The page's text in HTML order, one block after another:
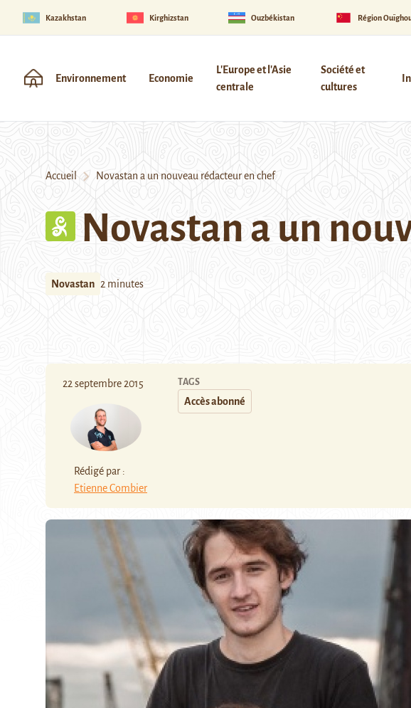
Kazakhstan Kirghizstan Ouzbékistan Région
Environnement Economie
L'Europe et l'Asie
centrale
Société et
cultures
Accueil Novastan a un nouveau rédacteur en chef
Novastan a un
Novastan 2 minutes
22 septembre 2015
Rédigé par :
Etienne Combier
TAGS
Accès abonné